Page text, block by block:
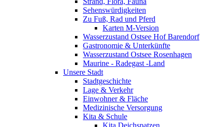
Sehenswürdigkeiten
Zu Fuß, Rad und Pferd
Karten M-Version
Wasserzustand Ostsee Hof Barendorf
Gastronomie & Unterkünfte
Wasserzustand Ostsee Rosenhagen
Maurine - Radegast -Land
Unsere Stadt
Stadtgeschichte
Lage & Verkehr
Einwohner & Fläche
Medizinische Versorgung
Kita & Schule
Kita Deichspatzen